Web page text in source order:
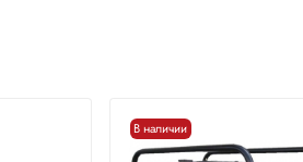
В наличии